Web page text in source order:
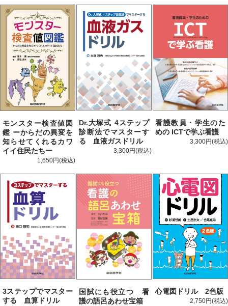
モンスター検査値図
鑑 ーからだの異変を
知らせてくれるカワ
イイ住民たちー
1,650円
Dr.大塚式 4ステップ
診断法でマスターす
る 血液ガスドリル
3,300円
看護教員・学生のた
めの ICTで学ぶ看護
3,300円
3ステップでマスター
する 血算ドリル
国試にも役立つ 看
護の語呂あわせ宝箱
心電図ドリル 2色版
2,750円